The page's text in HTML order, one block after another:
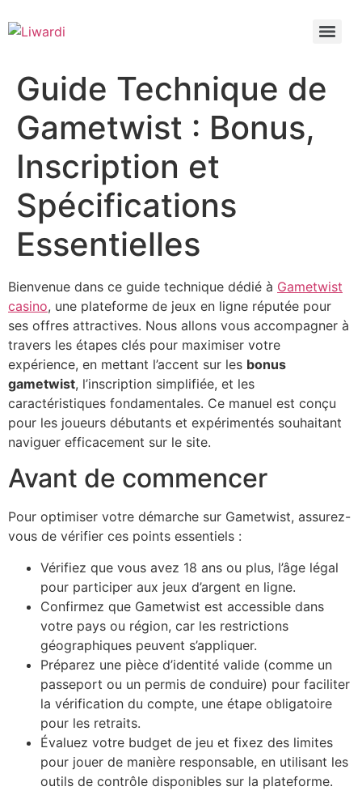
Guide Technique de
Gametwist : Bonus,
Inscription et
Spécifications
Essentielles
Bienvenue dans ce guide technique dédié à Gametwist
casino, une plateforme de jeux en ligne réputée pour
ses offres attractives. Nous allons vous accompagner à
travers les étapes clés pour maximiser votre
expérience, en mettant l’accent sur les bonus
gametwist, l’inscription simplifiée, et les
caractéristiques fondamentales. Ce manuel est conçu
pour les joueurs débutants et expérimentés souhaitant
naviguer efficacement sur le site.
Avant de commencer
Pour optimiser votre démarche sur Gametwist, assurez-
vous de vérifier ces points essentiels :
Vérifiez que vous avez 18 ans ou plus, l’âge légal
pour participer aux jeux d’argent en ligne.
Confirmez que Gametwist est accessible dans
votre pays ou région, car les restrictions
géographiques peuvent s’appliquer.
Préparez une pièce d’identité valide (comme un
passeport ou un permis de conduire) pour faciliter
la vérification du compte, une étape obligatoire
pour les retraits.
Évaluez votre budget de jeu et fixez des limites
pour jouer de manière responsable, en utilisant les
outils de contrôle disponibles sur la plateforme.